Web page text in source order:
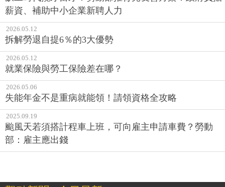
薪資、補助中小企業新聘人力
2026.05.12
拆解勞退自提6％的3大優勢
2026.05.12
就業保險與勞工保險差在哪？
2026.05.06
失能年金不是重病就能領！請領資格全攻略
2025.09.19
颱風天若須搭計程車上班，可向雇主申請車費？勞動
部：雇主應出錢